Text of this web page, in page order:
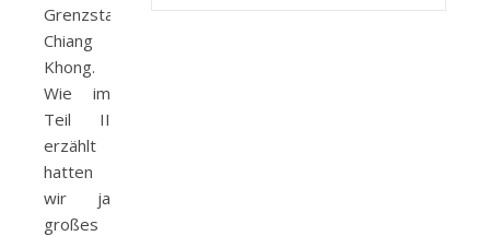
Grenzstadt
Chiang
Khong.
Wie im
Teil II
erzählt
hatten
wir ja
großes